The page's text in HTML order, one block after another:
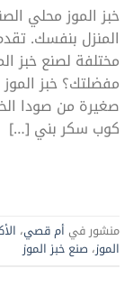
خبز الموز محلي
المنزل بنفسك.
مختلفة لصنع خبز
صغيرة من صودا
كوب سكر بني […]
منشور في أم قصي،
الموز، صنع خبز الموز